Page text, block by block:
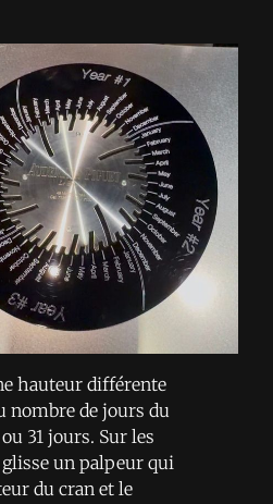
hauteur différente
nombre de jours du
31 jours. Sur les
glisse un palpeur qui
du cran et le